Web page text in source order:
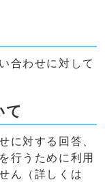
合わせに対して
て
に対する回答、
行うために利用
ん（詳しくは